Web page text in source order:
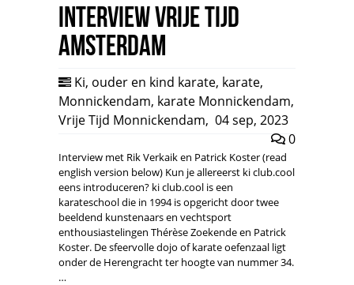
Interview Vrije Tijd
Amsterdam
Ki, ouder en kind karate, karate,
Monnickendam, karate Monnickendam,
Vrije Tijd Monnickendam, 04 sep, 2023
0
Interview met Rik Verkaik en Patrick Koster (read
english version below) Kun je allereerst ki club.cool
eens introduceren? ki club.cool is een
karateschool die in 1994 is opgericht door twee
beeldend kunstenaars en vechtsport
enthousiastelingen Thérèse Zoekende en Patrick
Koster. De sfeervolle dojo of karate oefenzaal ligt
onder de Herengracht ter hoogte van nummer 34.
…